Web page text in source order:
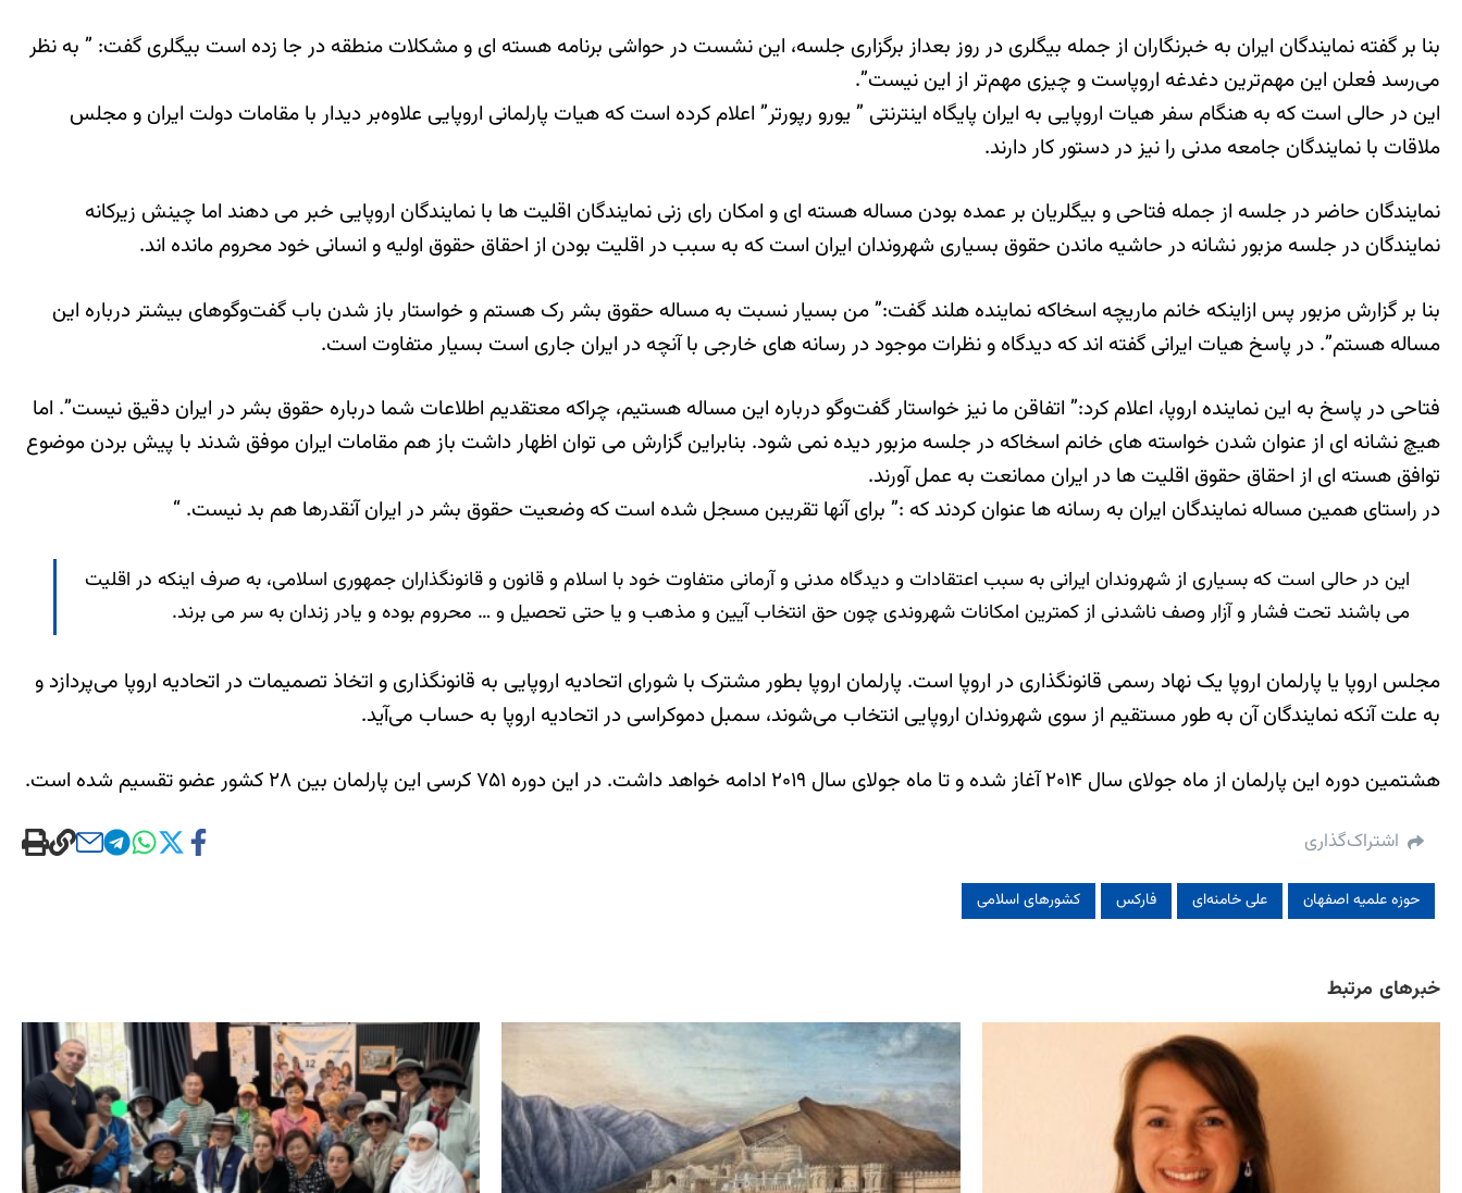
بنا بر گفته نمایندگان ایران به خبرنگاران از جمله بیگلری در روز بعداز برگزاری جلسه، این نشست در حواشی برنامه هسته ای و مشکلات منطقه در جا زده است بیگلری گفت: ” به نظر
می‌رسد فعلن این مهم‌ترین دغدغه اروپاست و چیزی مهم‌تر از این نیست”.
این در حالی است که به هنگام سفر هیات اروپایی به ایران پایگاه اینترنتی ” یورو رپورتر” اعلام کرده است که هیات پارلمانی اروپایی علاوه‌بر دیدار با مقامات دولت ایران و مجلس
ملاقات با نمایندگان جامعه مدنی را نیز در دستور کار دارند.
نمایندگان حاضر در جلسه از جمله فتاحی و بیگلریان بر عمده بودن مساله هسته ای و امکان رای زنی نمایندگان اقلیت ها با نمایندگان اروپایی خبر می دهند اما چینش زیرکانه
نمایندگان در جلسه مزبور نشانه در حاشیه ماندن حقوق بسیاری شهروندان ایران است که به سبب در اقلیت بودن از احقاق حقوق اولیه و انسانی خود محروم مانده اند.
بنا بر گزارش مزبور پس ازاینکه خانم ماریچه اسخاکه نماینده هلند گفت:” من بسیار نسبت به مساله حقوق بشر رک هستم و خواستار باز شدن باب گفت‌وگوهای بیشتر درباره این
مساله هستم”. در پاسخ هیات ایرانی گفته اند که دیدگاه و نظرات موجود در رسانه های خارجی با آنچه در ایران جاری است بسیار متفاوت است.
فتاحی در پاسخ به این نماینده اروپا، اعلام کرد:” اتفاقن ما نیز خواستار گفت‌وگو درباره این مساله هستیم، چراکه معتقدیم اطلاعات شما درباره حقوق بشر در ایران دقیق نیست”. اما
هیچ نشانه ای از عنوان شدن خواسته های خانم اسخاکه در جلسه مزبور دیده نمی شود. بنابراین گزارش می توان اظهار داشت باز هم مقامات ایران موفق شدند با پیش بردن موضوع
توافق هسته ای از احقاق حقوق اقلیت ها در ایران ممانعت به عمل آورند.
در راستای همین مساله نمایندگان ایران به رسانه ها عنوان کردند که :” برای آنها تقریبن مسجل شده است که وضعیت حقوق بشر در ایران آنقدرها هم بد نیست. “
این در حالی است که بسیاری از شهروندان ایرانی به سبب اعتقادات و دیدگاه مدنی و آرمانی متفاوت خود با اسلام و قانون و قانونگذاران جمهوری اسلامی، به صرف اینکه در اقلیت
می باشند تحت فشار و آزار وصف ناشدنی از کمترین امکانات شهروندی چون حق انتخاب آیین و مذهب و یا حتی تحصیل و … محروم بوده و یادر زندان به سر می برند.
مجلس اروپا یا پارلمان اروپا یک نهاد رسمی قانونگذاری در اروپا است. پارلمان اروپا بطور مشترک با شورای اتحادیه اروپایی به قانونگذاری و اتخاذ تصمیمات در اتحادیه اروپا می‌پردازد و
به علت آنکه نمایندگان آن به طور مستقیم از سوی شهروندان اروپایی انتخاب می‌شوند، سمبل دموکراسی در اتحادیه اروپا به حساب می‌آید.
هشتمین دوره این پارلمان از ماه جولای سال ۲۰۱۴ آغاز شده و تا ماه جولای سال ۲۰۱۹ ادامه خواهد داشت. در این دوره ۷۵۱ کرسی این پارلمان بین ۲۸ کشور عضو تقسیم شده است.
اشتراک‌گذاری
حوزه علمیه اصفهان علی خامنه‌ای فارکس کشورهای اسلامی
خبرهای مرتبط